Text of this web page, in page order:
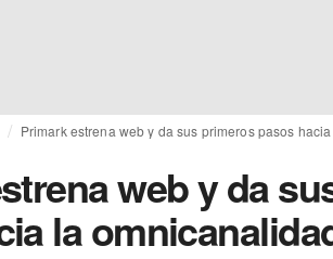
Primark estrena web y da sus primeros pasos
web y da
la